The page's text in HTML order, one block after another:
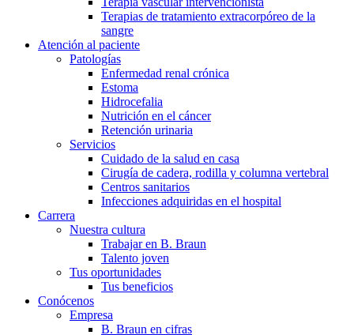
Terapias de tratamiento extracorpóreo de la
sangre
Atención al paciente
Patologías
Enfermedad renal crónica
Estoma
Hidrocefalia
Nutrición en el cáncer
Retención urinaria
Servicios
Cuidado de la salud en casa
Cirugía de cadera, rodilla y columna vertebral
Centros sanitarios
Infecciones adquiridas en el hospital
Carrera
Nuestra cultura
Trabajar en B. Braun
Talento joven
Tus oportunidades
Tus beneficios
Conócenos
Empresa
B. Braun en cifras